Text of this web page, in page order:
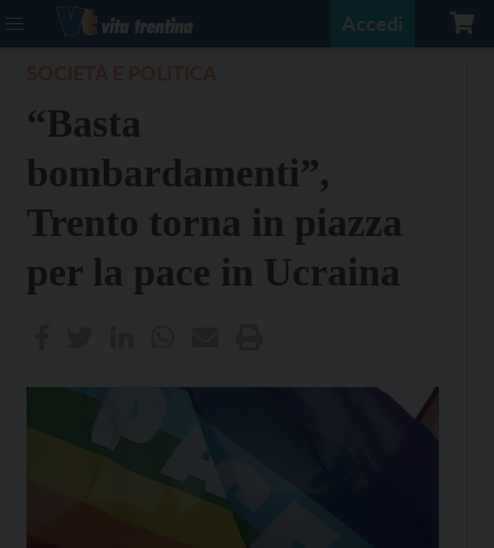
Accedi
“Basta
bombardamenti”,
Trento torna in piazza
per la pace in Ucraina